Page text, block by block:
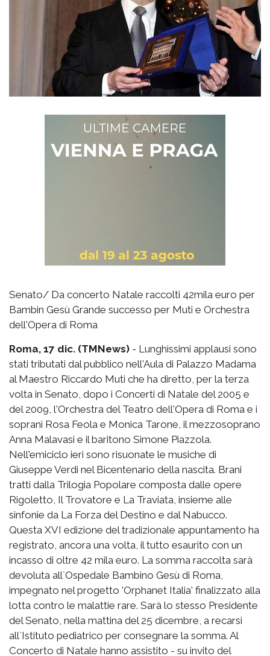
Senato/ Da concerto Natale raccolti 42mila euro per
Bambin Gesù Grande successo per Muti e Orchestra
dell'Opera di Roma
Roma, 17 dic. (TMNews) - Lunghissimi applausi sono
stati tributati dal pubblico nell'Aula di Palazzo Madama
al Maestro Riccardo Muti che ha diretto, per la terza
volta in Senato, dopo i Concerti di Natale del 2005 e
del 2009, l'Orchestra del Teatro dell'Opera di Roma e i
soprani Rosa Feola e Monica Tarone, il mezzosoprano
Anna Malavasi e il baritono Simone Piazzola.
Nell'emiciclo ieri sono risuonate le musiche di
Giuseppe Verdi nel Bicentenario della nascita. Brani
tratti dalla Trilogia Popolare composta dalle opere
Rigoletto, Il Trovatore e La Traviata, insieme alle
sinfonie da La Forza del Destino e dal Nabucco.
Questa XVI edizione del tradizionale appuntamento ha
registrato, ancora una volta, il tutto esaurito con un
incasso di oltre 42 mila euro. La somma raccolta sarà
devoluta all`Ospedale Bambino Gesù di Roma,
impegnato nel progetto 'Orphanet Italia' finalizzato alla
lotta contro le malattie rare. Sarà lo stesso Presidente
del Senato, nella mattina del 25 dicembre, a recarsi
all`Istituto pediatrico per consegnare la somma. Al
Concerto di Natale hanno assistito - su invito del